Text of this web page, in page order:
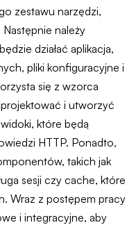
zestawu narzędzi,
należy
działać aplikacja,
pliki konfiguracyjne i
się z wzorca
i utworzyć
które będą
HTTP. Ponadto,
takich jak
sesji czy cache, które
Wraz z postępem pracy
i integracyjne, aby